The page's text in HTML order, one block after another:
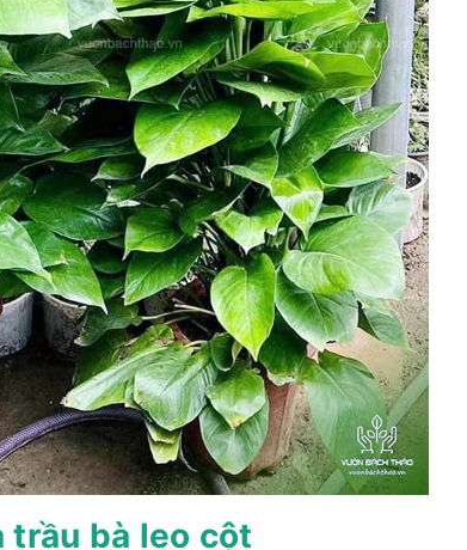
trầu bà leo cột